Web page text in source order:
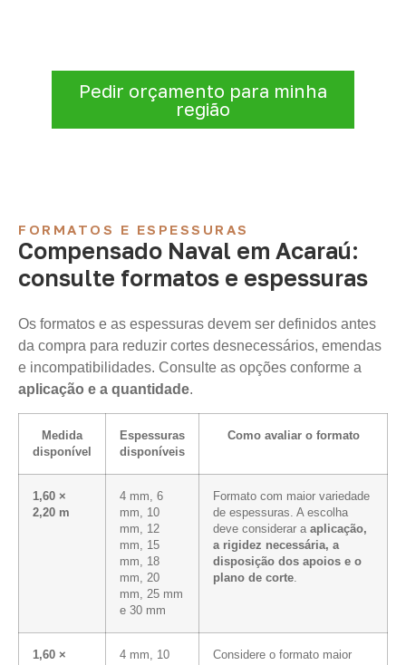
Pedir orçamento para minha
região
FORMATOS E ESPESSURAS
Compensado Naval em Acaraú:
consulte formatos e espessuras
Os formatos e as espessuras devem ser definidos antes
da compra para reduzir cortes desnecessários, emendas
e incompatibilidades. Consulte as opções conforme a
aplicação e a quantidade.
Medida
disponível
Espessuras
disponíveis
Como avaliar o formato
1,60 ×
2,20 m
4 mm, 6
mm, 10
mm, 12
mm, 15
mm, 18
mm, 20
mm, 25 mm
e 30 mm
Formato com maior variedade
de espessuras. A escolha
deve considerar a aplicação,
a rigidez necessária, a
disposição dos apoios e o
plano de corte.
1,60 ×
4 mm, 10
Considere o formato maior